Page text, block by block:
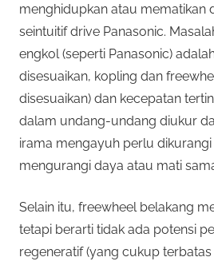
menghidupkan atau mematikan
seintuitif drive Panasonic.
engkol (seperti Panasonic)
disesuaikan, kopling dan
disesuaikan) dan kecepatan
dalam undang-undang diukur
irama mengayuh perlu
mengurangi daya atau mati
Selain itu, freewheel belakang
tetapi berarti tidak ada potensi
regeneratif (yang cukup terbatas